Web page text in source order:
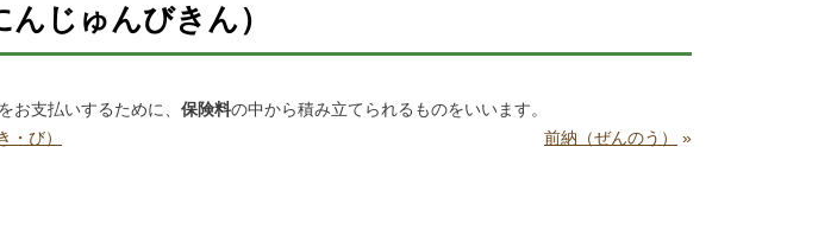
じゅんびきん）
お支払いするために、 保険料の中から積み立てられるものをいいます。
び） 前納（ぜんのう） »